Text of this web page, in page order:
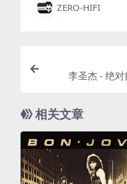
ZERO-HIFI
李圣杰 - 绝对
相关文章